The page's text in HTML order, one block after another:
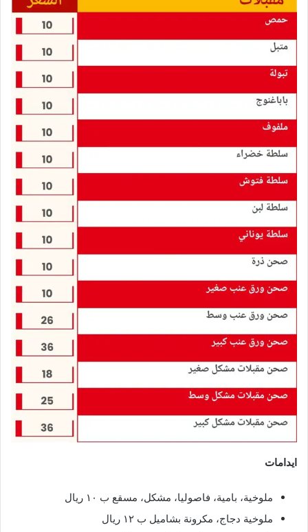
ايدامات
ملوخية، بامية، فاصوليا، مشكل، مسقع ب ١٠ ريال
ملوخية دجاج، مكرونة بشاميل ب ١٢ ريال